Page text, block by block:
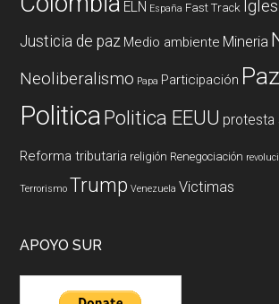
ELN España Fast Track
Justicia de paz Medio ambiente Mineria
Neoliberalismo Papa Participación Paz
PoliticaPolitica EEUU protesta
Reforma tributaria religión Renegociación
Terrorismo Trump Venezuela Victimas
APOYO SUR